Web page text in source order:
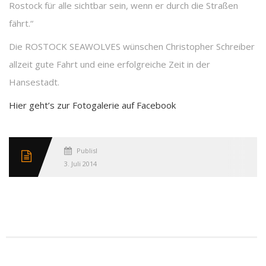
Rostock für alle sichtbar sein, wenn er durch die Straßen
fährt.“
Die ROSTOCK SEAWOLVES wünschen Christopher Schreiber
allzeit gute Fahrt und eine erfolgreiche Zeit in der
Hansestadt.
Hier geht’s zur Fotogalerie auf Facebook
Published
3. Juli 2014